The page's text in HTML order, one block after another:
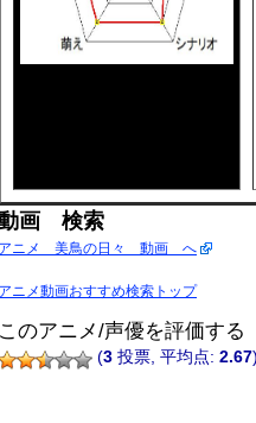
画 検索
アニメ 美鳥の日々 動画 へ
アニメ動画おすすめ検索トップ
このアニメ/声優を評価する
(3 投票, 平均点: 2.67